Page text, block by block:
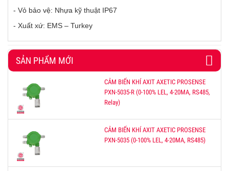
- Vỏ bảo vệ: Nhựa kỹ thuật IP67
- Xuất xứ: EMS – Turkey
SẢN PHẨM MỚI
CẢM BIẾN KHÍ AXIT AXETIC PROSENSE
PXN-5035-R (0-100% LEL, 4-20MA, RS485,
Relay)
CẢM BIẾN KHÍ AXIT AXETIC PROSENSE
PXN-5035 (0-100% LEL, 4-20MA, RS485)